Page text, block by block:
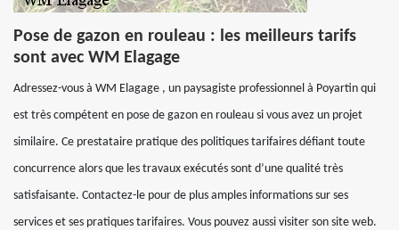
Pose de gazon en rouleau : les meilleurs tarifs
sont avec WM Elagage
Adressez-vous à WM Elagage , un paysagiste professionnel à Poyartin qui
est très compétent en pose de gazon en rouleau si vous avez un projet
similaire. Ce prestataire pratique des politiques tarifaires défiant toute
concurrence alors que les travaux exécutés sont d’une qualité très
satisfaisante. Contactez-le pour de plus amples informations sur ses
services et ses pratiques tarifaires. Vous pouvez aussi visiter son site web.